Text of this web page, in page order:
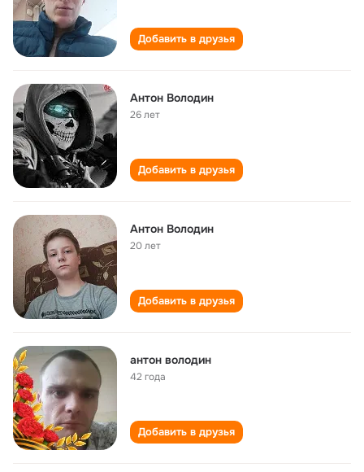
Добавить в друзья
Антон Володин
26 лет
Добавить в друзья
Антон Володин
20 лет
Добавить в друзья
антон володин
42 года
Добавить в друзья